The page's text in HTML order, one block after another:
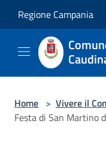
Regione Campania
Home > Vivere il
Festa di San Martino